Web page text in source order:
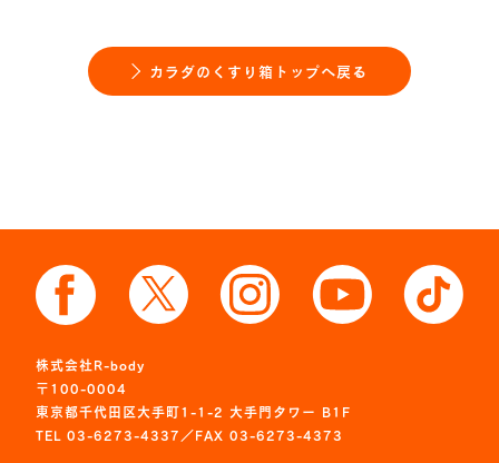
カラダのくすり箱トップへ戻る
株式会社R-body
〒100-0004
東京都千代田区大手町1-1-2 大手門タワー B1F
TEL 03-6273-4337／FAX 03-6273-4373